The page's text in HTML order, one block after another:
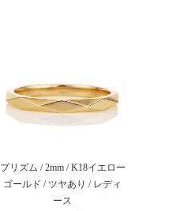
プリズム / 2mm / K18イエロー
ゴールド / ツヤあり / レディ
ース